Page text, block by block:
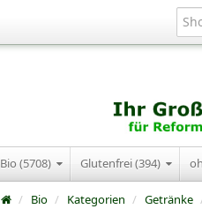
Bio (5708) Glutenfrei (394)
/ Bio / Kategorien / Getränke